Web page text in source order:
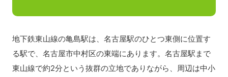
地下鉄東山線の亀島駅は、名古屋駅のひとつ東側に位置す
る駅で、名古屋市中村区の東端にあります。名古屋駅まで
東山線で約2分という抜群の立地でありながら、周辺は中小